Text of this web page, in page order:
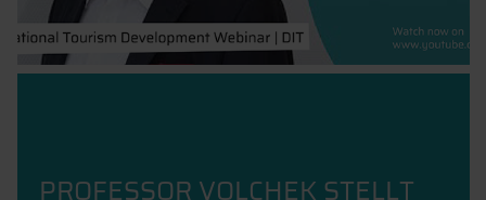
PROFESSOR VOLCHEK STELLT